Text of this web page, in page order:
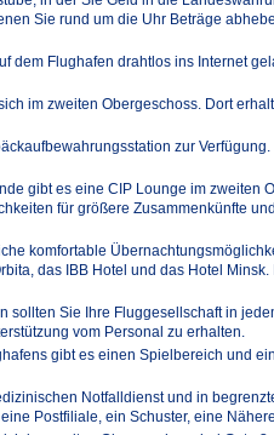
Sie rund um die Uhr Beträge
dem Flughafen drahtlos ins Internet
im zweiten Obergeschoss. Dort
zur
gibt es eine CIP Lounge im zweiten
für größere Zusammenkünfte
komfortable
das IBB Hotel und das Hotel
sollten Sie Ihre Fluggesellschaft in
vom Personal zu erhalten.
gibt es einen Spielbereich und
Notfalldienst und in
Postfiliale, ein Schuster, eine